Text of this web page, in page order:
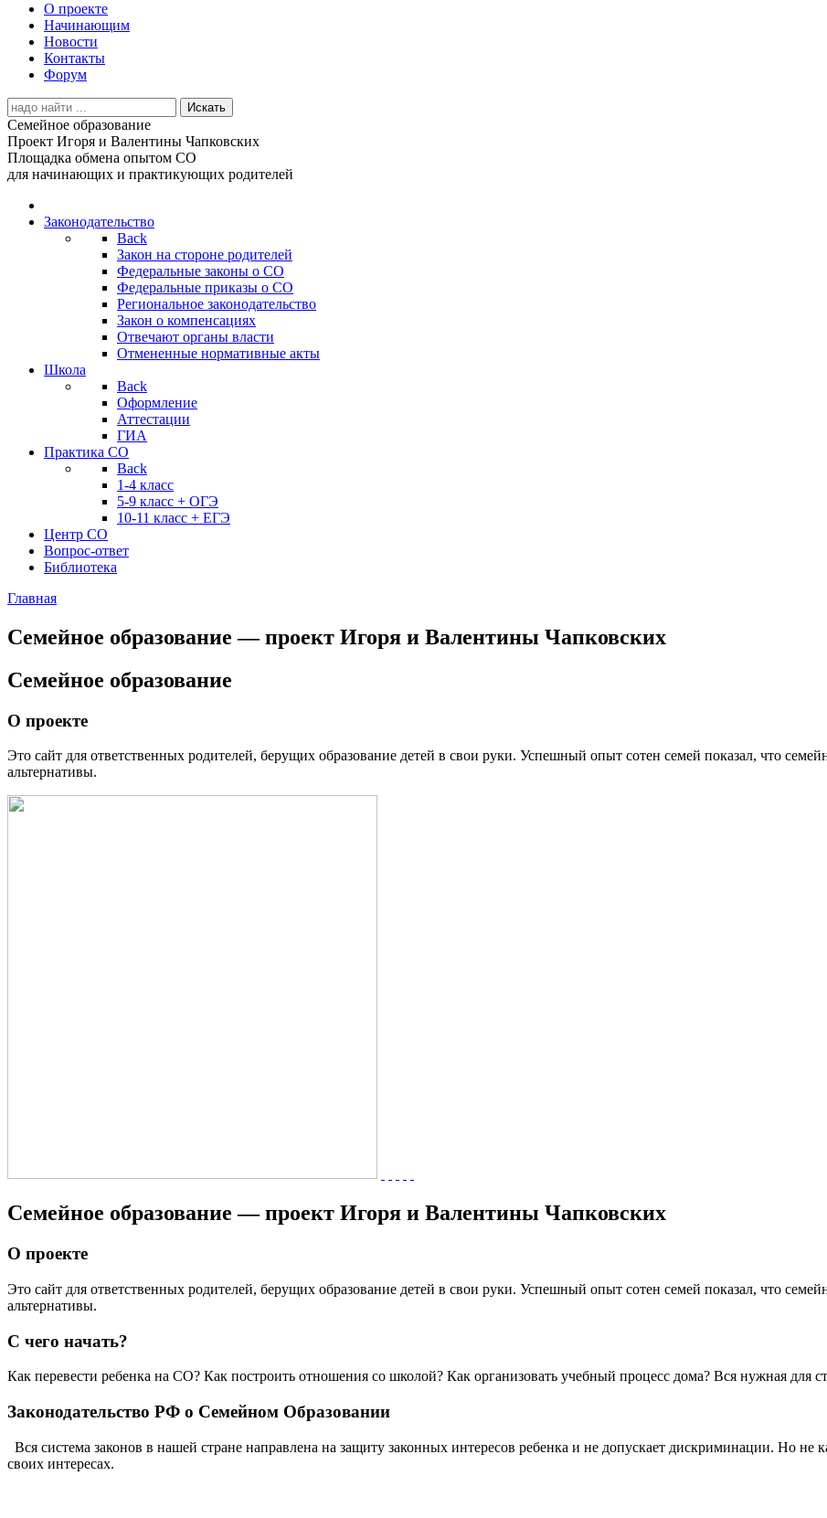
О проекте
Начинающим
Новости
Контакты
Форум
Search
for:
Семейное образование
Проект Игоря и Валентины Чапковских
Площадка обмена опытом СО
для начинающих и практикующих родителей
Законодательство
Back
Закон на стороне родителей
Федеральные законы о СО
Федеральные приказы о СО
Региональное законодательство
Закон о компенсациях
Отвечают органы власти
Отмененные нормативные акты
Школа
Back
Оформление
Аттестации
ГИА
Практика СО
Back
1-4 класс
5-9 класс + ОГЭ
10-11 класс + ЕГЭ
Центр СО
Вопрос-ответ
Библиотека
Главная
Семейное образование — проект Игоря и Валентины Чапковских
Семейное образование
О проекте
Это сайт для ответственных родителей, берущих образование детей в свои руки. Успешный опыт сотен семей показал, что
альтернативы.
Семейное образование — проект Игоря и Валентины Чапковских
О проекте
Это сайт для ответственных родителей, берущих образование детей в свои руки. Успешный опыт сотен семей показал, что
альтернативы.
С чего начать?
Как перевести ребенка на СО? Как построить отношения со школой? Как организовать учебный процесс дома? Вся нужная для
Законодательство РФ о Семейном Образовании
Вся система законов в нашей стране направлена на защиту законных интересов ребенка и не допускает дискриминации. Но не
своих интересах.